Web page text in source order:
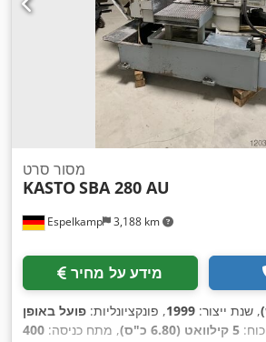
Espelkamp 3,188 km
מסור סרט
KASTOSBA 280 AU
מידע על מחיר
, שנת ייצור: 1999, פונקציונליות: פועל באופן
5 קילוואט (6.80 כ"ס) , מתח כניסה: